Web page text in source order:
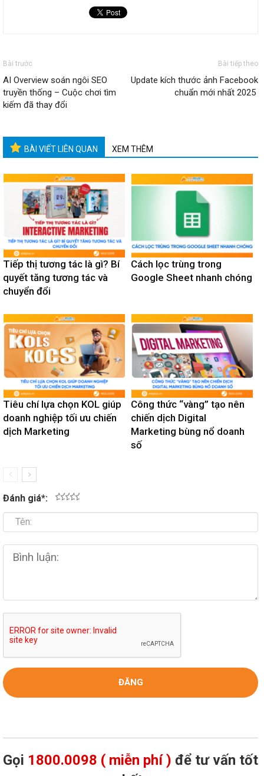
Bài trước
AI Overview soán ngôi SEO
truyền thống – Cuộc chơi tìm
kiếm đã thay đổi
Bài tiếp theo
Update kích thước ảnh Facebook
chuẩn mới nhất 2025
BÀI VIẾT LIÊN QUAN XEM THÊM
Tiếp thị tương tác là gì? Bí
quyết tăng tương tác và
chuyển đổi
Cách lọc trùng trong
Google Sheet nhanh chóng
Tiêu chí lựa chọn KOL giúp
doanh nghiệp tối ưu chiến
dịch Marketing
Công thức “vàng” tạo nên
chiến dịch Digital
Marketing bùng nổ doanh
số
Đánh giá*:
Gọi 1800.0098 ( miễn phí ) để tư vấn tốt